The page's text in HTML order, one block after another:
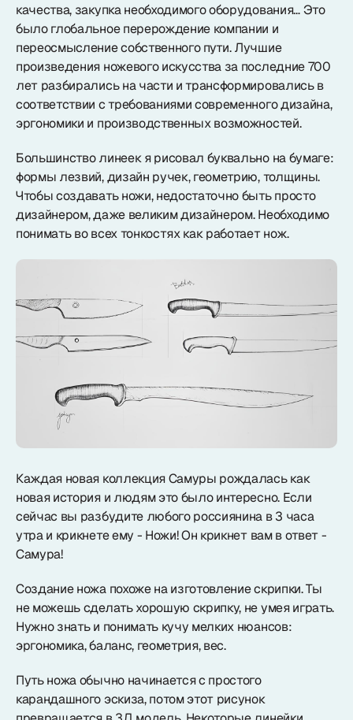
качества, закупка необходимого оборудования… Это
было глобальное перерождение компании и
переосмысление собственного пути. Лучшие
произведения ножевого искусства за последние 700
лет разбирались на части и трансформировались в
соответствии с требованиями современного дизайна,
эргономики и производственных возможностей.
Большинство линеек я рисовал буквально на бумаге:
формы лезвий, дизайн ручек, геометрию, толщины.
Чтобы создавать ножи, недостаточно быть просто
дизайнером, даже великим дизайнером. Необходимо
понимать во всех тонкостях как работает нож.
Каждая новая коллекция Самуры рождалась как
новая история и людям это было интересно. Если
сейчас вы разбудите любого россиянина в 3 часа
утра и крикнете ему - Ножи! Он крикнет вам в ответ -
Самура!
Создание ножа похоже на изготовление скрипки. Ты
не можешь сделать хорошую скрипку, не умея играть.
Нужно знать и понимать кучу мелких нюансов:
эргономика, баланс, геометрия, вес.
Путь ножа обычно начинается с простого
карандашного эскиза, потом этот рисунок